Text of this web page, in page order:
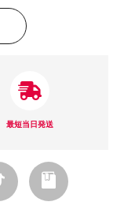
最短当日発送